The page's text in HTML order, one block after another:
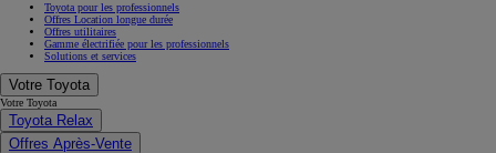
Toyota pour les professionnels
Offres Location longue durée
Offres utilitaires
Gamme électrifiée pour les professionnels
Solutions et services
Votre Toyota
Votre Toyota
Toyota Relax
Offres Après-Vente